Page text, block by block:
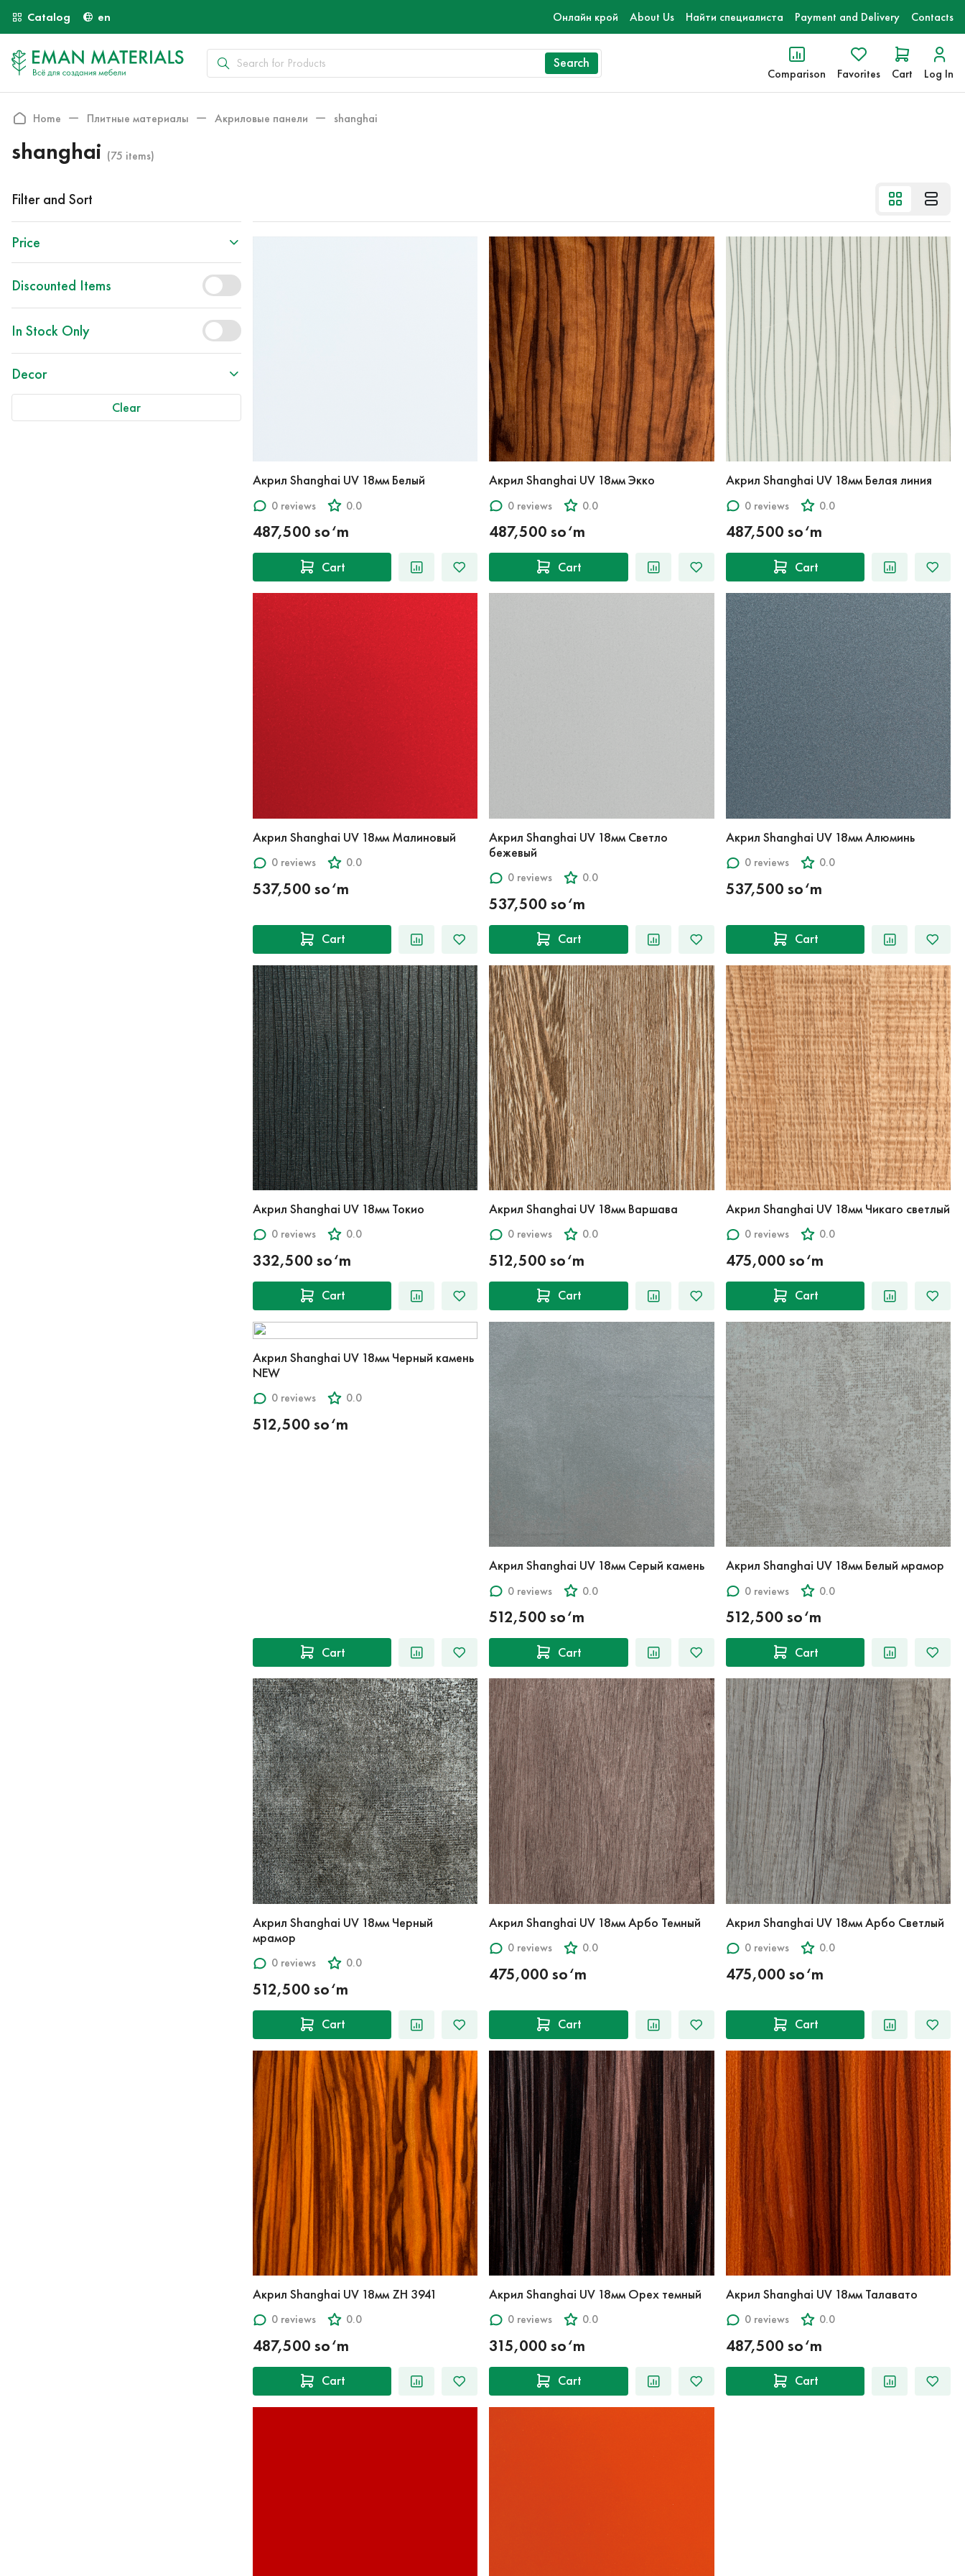
Catalog en Онлайн крой About Us Найти специалиста Payment and Delivery Contacts
Search
Comparison Favorites Cart Log In
Home Плитные материалы Акриловые панели shanghai
shanghai (75 items)
Filter and Sort
Price
Discounted Items
In Stock Only
Decor
Clear
Акрил Shanghai UV 18мм Белый
0 reviews 0.0
487,500 so‘m
Cart
Акрил Shanghai UV 18мм Экко
0 reviews 0.0
487,500 so‘m
Cart
Акрил Shanghai UV 18мм Белая линия
0 reviews 0.0
487,500 so‘m
Cart
Акрил Shanghai UV 18мм Малиновый
0 reviews 0.0
537,500 so‘m
Cart
Акрил Shanghai UV 18мм Светло
бежевый
0 reviews 0.0
537,500 so‘m
Cart
Акрил Shanghai UV 18мм Алюминь
0 reviews 0.0
537,500 so‘m
Cart
Акрил Shanghai UV 18мм Токио
0 reviews 0.0
332,500 so‘m
Cart
Акрил Shanghai UV 18мм Варшава
0 reviews 0.0
512,500 so‘m
Cart
Акрил Shanghai UV 18мм Чикаго светлый
0 reviews 0.0
475,000 so‘m
Cart
Акрил Shanghai UV 18мм Черный камень
NEW
0 reviews 0.0
512,500 so‘m
Cart
Акрил Shanghai UV 18мм Серый камень
0 reviews 0.0
512,500 so‘m
Cart
Акрил Shanghai UV 18мм Белый мрамор
0 reviews 0.0
512,500 so‘m
Cart
Акрил Shanghai UV 18мм Черный
мрамор
0 reviews 0.0
512,500 so‘m
Cart
Акрил Shanghai UV 18мм Арбо Темный
0 reviews 0.0
475,000 so‘m
Cart
Акрил Shanghai UV 18мм Арбо Светлый
0 reviews 0.0
475,000 so‘m
Cart
Акрил Shanghai UV 18мм ZH 3941
0 reviews 0.0
487,500 so‘m
Cart
Акрил Shanghai UV 18мм Орех темный
0 reviews 0.0
315,000 so‘m
Cart
Акрил Shanghai UV 18мм Талавато
0 reviews 0.0
487,500 so‘m
Cart